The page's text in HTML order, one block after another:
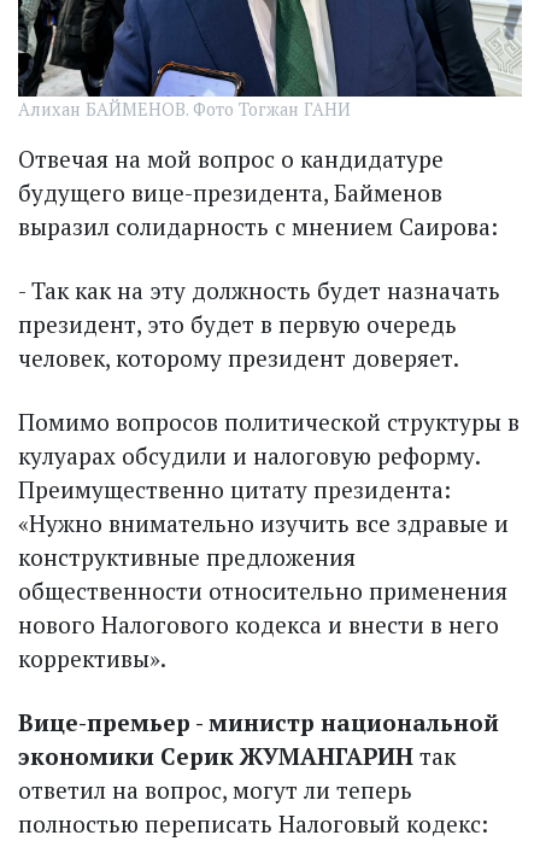
Алихан БАЙМЕНОВ. Фото Тогжан ГАНИ
Отвечая на мой вопрос о кандидатуре
будущего вице-президента, Байменов
выразил солидарность с мнением Саирова:
- Так как на эту должность будет назначать
президент, это будет в первую очередь
человек, которому президент доверяет.
Помимо вопросов политической структуры в
кулуарах обсудили и налоговую реформу.
Преимущественно цитату президента:
«Нужно внимательно изучить все здравые и
конструктивные предложения
общественности относительно применения
нового Налогового кодекса и внести в него
коррективы».
Вице-премьер - министр национальной
экономики Серик ЖУМАНГАРИН так
ответил на вопрос, могут ли теперь
полностью переписать Налоговый кодекс: